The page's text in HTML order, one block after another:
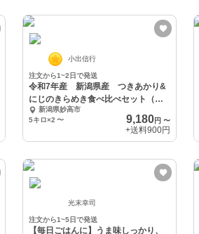
小出信行
注文から1~2日で発送
令和7年産 新潟県産 つきあかり&
にじのきらめき食べ比べセット（無
洗米)新潟県妙高市
5キロ×2 〜 9,180円〜
+送料900円
光末幸司
注文から1~5日で発送
【毎日ごはんに】うま味しっかり、